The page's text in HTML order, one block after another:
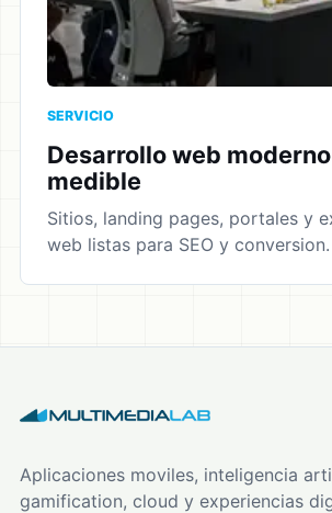
SERVICIO
Desarrollo web
medible
Sitios, landing pages, portales y
web listas para SEO y conversion.
Aplicaciones moviles, inteligencia
gamification, cloud y experiencias